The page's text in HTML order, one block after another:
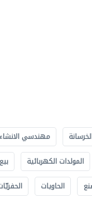
مهندسي
المولدات الكهربائية
الحاويات